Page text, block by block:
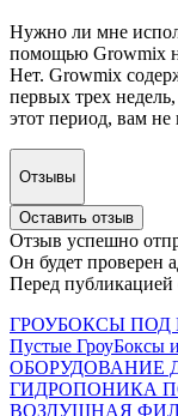
Нужно ли мне
помощью Growmix
Нет. Growmix
первых трех
этот период, вам
Отзывы
Оставить отзыв
Отзыв успешно
Он будет проверен
Перед
ГРОУБОКСЫ ПОД
Пустые ГроуБоксы
ОБОРУДОВАНИЕ
ГИДРОПОНИКА
ВОЗДУШНАЯ